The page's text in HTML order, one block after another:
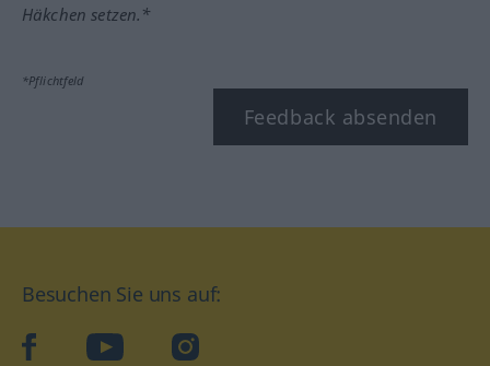
Häkchen setzen.*
*Pflichtfeld
Feedback absenden
Besuchen Sie uns auf:
facebookYouTube Instagram